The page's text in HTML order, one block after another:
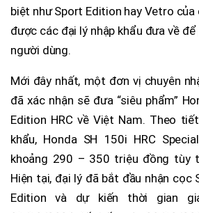
biệt như Sport Edition hay Vetro của
được các đại lý nhập khẩu đưa về để
người dùng.
Mới đây nhất, một đơn vị chuyên
đã xác nhận sẽ đưa “siêu phẩm”
Edition HRC về Việt Nam. Theo
khẩu, Honda SH 150i HRC
khoảng 290 – 350 triệu đồng tùy
Hiện tại, đại lý đã bắt đầu nhận cọc
Edition và dự kiến thời gian